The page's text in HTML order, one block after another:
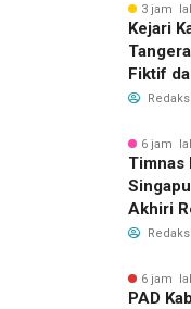
3 jam
Kejari
Fiktif
DanaRedaksi
6 jam
Timnas
Akhiri
TiketRedaksi
6 jam
PAD